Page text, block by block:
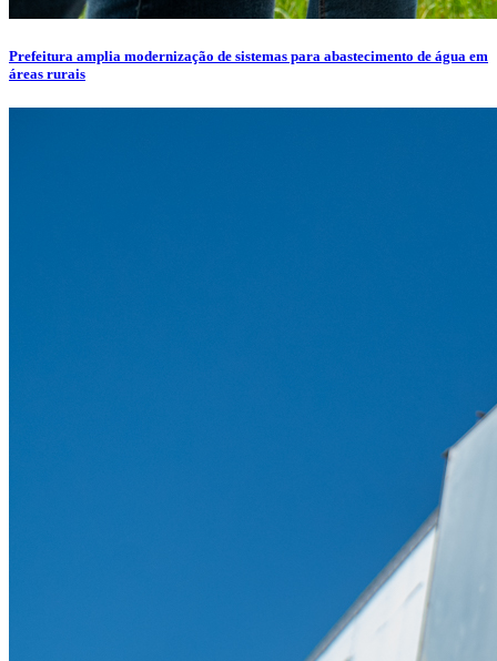
Prefeitura amplia modernização de sistemas para abastecimento de água em
áreas rurais